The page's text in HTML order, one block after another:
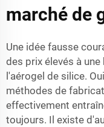
marché de
Une idée fausse
des prix élevés à
l'aérogel de silice.
méthodes de
effectivement
toujours. Il existe